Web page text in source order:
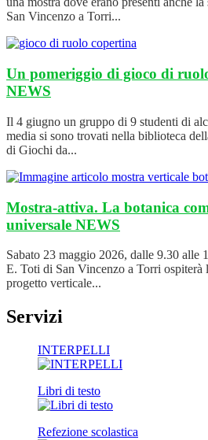
San Vincenzo a Torri...
Un pomeriggio di gioco di
NEWS
Il 4 giugno un gruppo di 9 studenti di
media si sono trovati nella biblioteca
di Giochi da...
Mostra-attiva. La botanica
universale NEWS
Sabato 23 maggio 2026, dalle 9.30 alle
E. Toti di San Vincenzo a Torri ospiterà
progetto verticale...
Servizi
INTERPELLI
Libri di testo
Refezione scolastica